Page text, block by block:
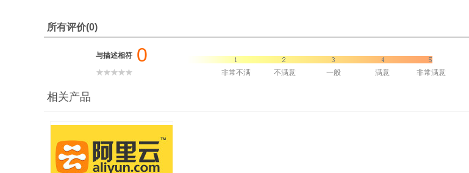
所有评价(0)
与描述相符 0
非常不满 不满意 一般 满意 非常满意
相关产品